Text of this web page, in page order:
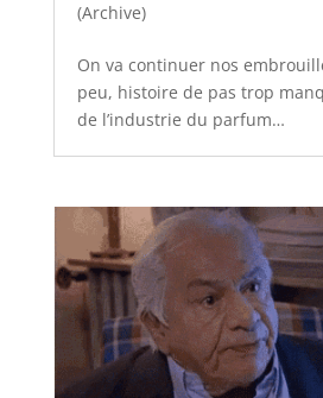
(Archive)
On va continuer nos
peu, histoire de pas trop
de l’industrie du parfum…